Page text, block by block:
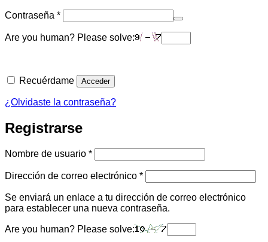
Contraseña *Obligatorio
Are you human? Please solve:
Recuérdame Acceder
¿Olvidaste la contraseña?
Registrarse
Nombre de usuario *Obligatorio
Dirección de correo electrónico *Obligatorio
Se enviará un enlace a tu dirección de correo electrónico
para establecer una nueva contraseña.
Are you human? Please solve: